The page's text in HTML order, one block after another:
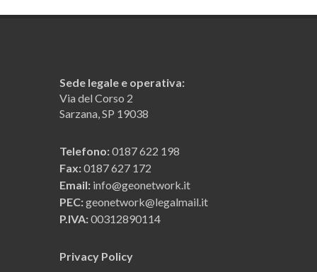
La contabilità in prima nota
Stampa dei mastrini contabili e del
bilancio
Il registro cespiti ammortizzabili
Il registro cronologico dei movimenti
Sede legale e operativa:
Via del Corso 2
Sarzana, SP 19038
Telefono:0187 622 198
Fax:0187 627 172
Email: info@geonetwork.it
PEC:geonetwork@legalmail.it
P.IVA:00312890114
Privacy Policy